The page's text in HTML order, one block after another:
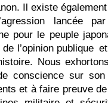
Il existe
lancée
pour le peuple
de l’opinion publique
Nous
conscience sur
et à faire preuve